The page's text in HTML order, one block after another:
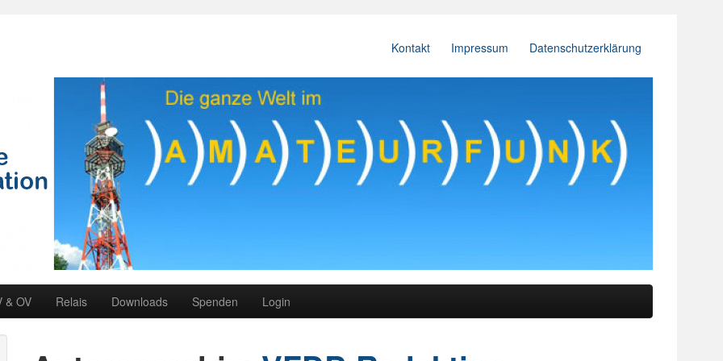
Kontakt Impressum Datenschutzerklärung
& OV Relais Downloads Spenden Login